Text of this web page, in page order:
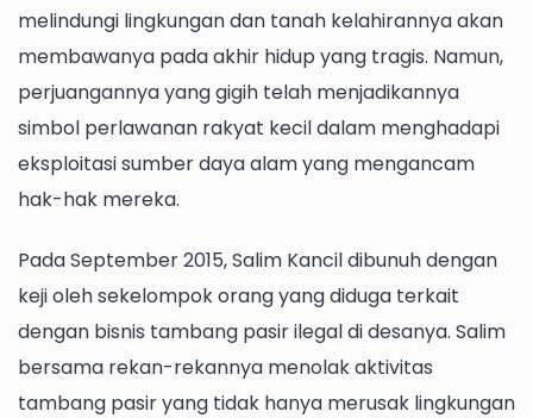
melindungi lingkungan dan tanah kelahirannya akan
membawanya pada akhir hidup yang tragis. Namun,
perjuangannya yang gigih telah menjadikannya
simbol perlawanan rakyat kecil dalam menghadapi
eksploitasi sumber daya alam yang mengancam
hak-hak mereka.
Pada September 2015, Salim Kancil dibunuh dengan
keji oleh sekelompok orang yang diduga terkait
dengan bisnis tambang pasir ilegal di desanya. Salim
bersama rekan-rekannya menolak aktivitas
tambang pasir yang tidak hanya merusak lingkungan